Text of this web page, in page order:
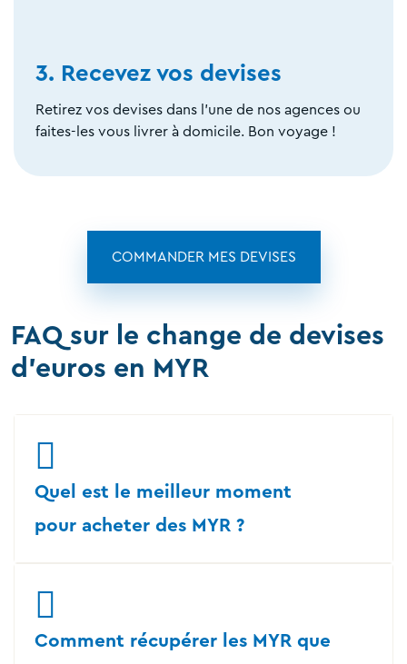
3. Recevez vos devises
Retirez vos devises dans l'une de nos agences ou
faites-les vous livrer à domicile. Bon voyage !
COMMANDER MES DEVISES
FAQ sur le change de devises
d'euros en MYR
Quel est le meilleur moment
pour acheter des MYR ?
Comment récupérer les MYR que